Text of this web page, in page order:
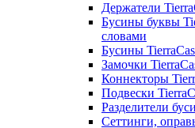
Держатели
Бусины буквы
словами
Бусины
Замочки
Коннекторы
Подвески
Разделители
Сеттинги,